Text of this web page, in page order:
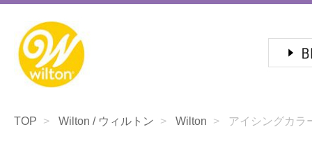
TOP Wilton / ウィルトン Wilton アイシングカラ